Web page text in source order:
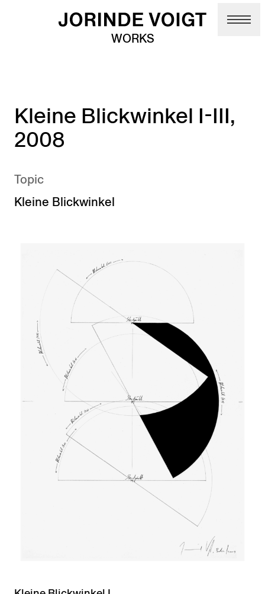
Skip to main content
WORKS
Kleine Blickwinkel I-III,
2008
Topic
Kleine Blickwinkel